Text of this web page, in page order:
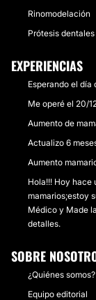
Rinomodelación
Prótesis dentales
EXPERIENCIAS
Esperando el día
Me operé el 20/
Aumento de
Actualizo 6
Aumento
Hola!!! Hoy hace
mamarios;estoy
Médico y Made
detalles.
SOBRE
¿Quiénes somos?
Equipo editorial